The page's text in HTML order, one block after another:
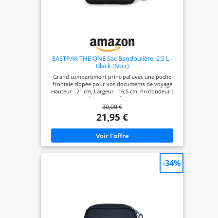
étendre les
rouleau La poche
avant peut
contenir un
ordinateur
portable jusqu'à
17" et une tablette
de 10" -
L'ordinateur
portable peut
étendre les
dimensions
extérieures du
rouleau Convient
supplémentaires,
EASTPAK THE ONE Sac Bandoulière, 2.5 L -
Black (Noir)
Grand compartiment principal avec une poche
frontale zippée pour vos documents de voyage
Hauteur : 21 cm, Largeur : 16,5 cm, Profondeur :
5,5 cm Fabriqué dans un mélange 60% nylon 40%
polyester La sangle d'épaule ajustable a été
conçue pour un port confortable
30,00 €
21,95 €
-34%